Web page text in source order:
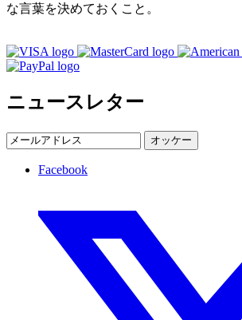
な言葉を決めておくこと。
ニュースレター
オッケー
Facebook